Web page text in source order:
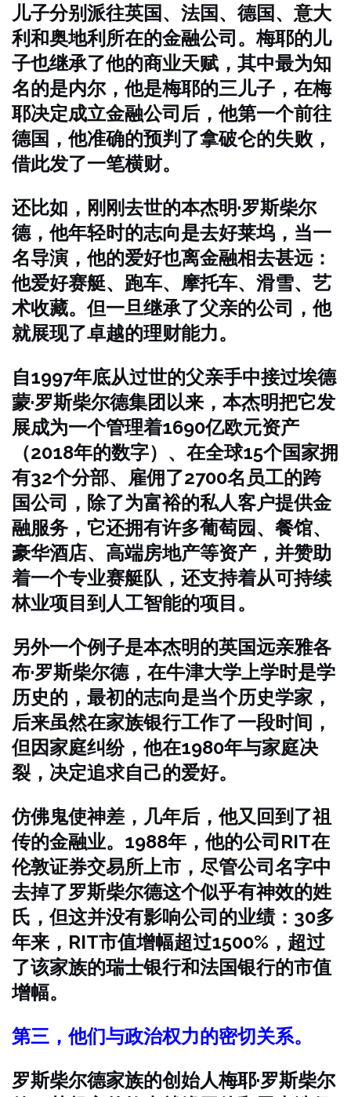
儿子分别派往英国、法国、德国、意大
利和奥地利所在的金融公司。梅耶的儿
子也继承了他的商业天赋，其中最为知
名的是内尔，他是梅耶的三儿子，在梅
耶决定成立金融公司后，他第一个前往
德国，他准确的预判了拿破仑的失败，
借此发了一笔横财。
还比如，刚刚去世的本杰明·罗斯柴尔
德，他年轻时的志向是去好莱坞，当一
名导演，他的爱好也离金融相去甚远：
他爱好赛艇、跑车、摩托车、滑雪、艺
术收藏。但一旦继承了父亲的公司，他
就展现了卓越的理财能力。
自1997年底从过世的父亲手中接过埃德
蒙·罗斯柴尔德集团以来，本杰明把它发
展成为一个管理着1690亿欧元资产
（2018年的数字）、在全球15个国家拥
有32个分部、雇佣了2700名员工的跨
国公司，除了为富裕的私人客户提供金
融服务，它还拥有许多葡萄园、餐馆、
豪华酒店、高端房地产等资产，并赞助
着一个专业赛艇队，还支持着从可持续
林业项目到人工智能的项目。
另外一个例子是本杰明的英国远亲雅各
布·罗斯柴尔德，在牛津大学上学时是学
历史的，最初的志向是当个历史学家，
后来虽然在家族银行工作了一段时间，
但因家庭纠纷，他在1980年与家庭决
裂，决定追求自己的爱好。
仿佛鬼使神差，几年后，他又回到了祖
传的金融业。1988年，他的公司RIT在
伦敦证券交易所上市，尽管公司名字中
去掉了罗斯柴尔德这个似乎有神效的姓
氏，但这并没有影响公司的业绩：30多
年来，RIT市值增幅超过1500%，超过
了该家族的瑞士银行和法国银行的市值
增幅。
第三，他们与政治权力的密切关系。
罗斯柴尔德家族的创始人梅耶·罗斯柴尔